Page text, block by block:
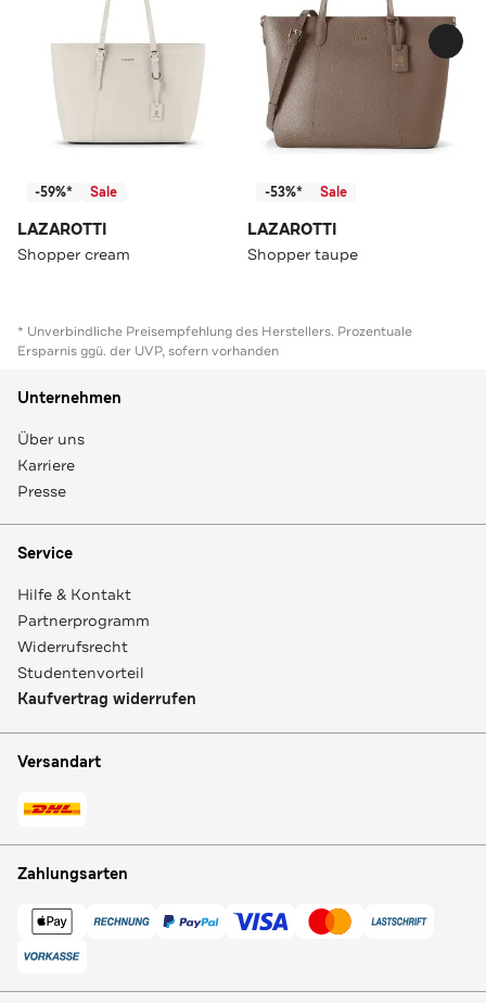
-59%* Sale
LAZAROTTI
Shopper cream
-53%* Sale
LAZAROTTI
Shopper taupe
* Unverbindliche Preisempfehlung des Herstellers. Prozentuale
Ersparnis ggü. der UVP, sofern vorhanden
Unternehmen
Über uns
Karriere
Presse
Service
Hilfe & Kontakt
Partnerprogramm
Widerrufsrecht
Studentenvorteil
Kaufvertrag widerrufen
Versandart
Zahlungsarten